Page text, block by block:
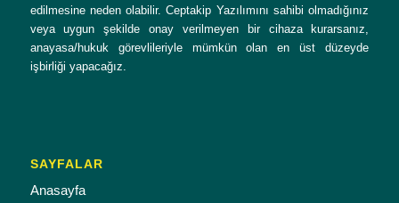
edilmesine neden olabilir. Ceptakip Yazılımını sahibi olmadığınız
veya uygun şekilde onay verilmeyen bir cihaza kurarsanız,
anayasa/hukuk görevlileriyle mümkün olan en üst düzeyde
işbirliği yapacağız.
SAYFALAR
Anasayfa